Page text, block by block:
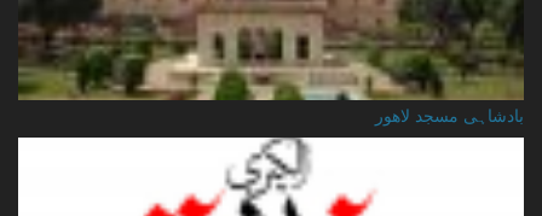
بادشاہی مسجد لاهور